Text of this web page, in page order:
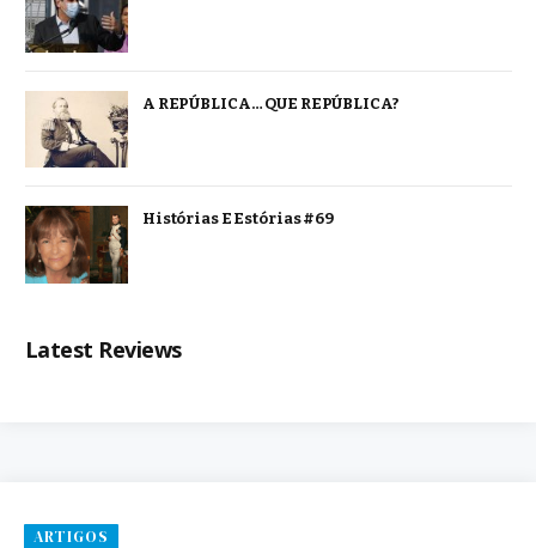
A REPÚBLICA… QUE REPÚBLICA?
Histórias E Estórias #69
Latest Reviews
ARTIGOS